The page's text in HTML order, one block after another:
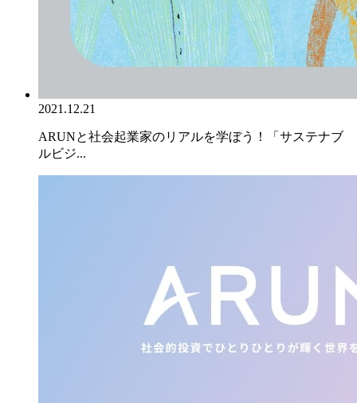
2021.12.21
ARUNと社会起業家のリアルを学ぼう！「サステナブ
ルビジ...